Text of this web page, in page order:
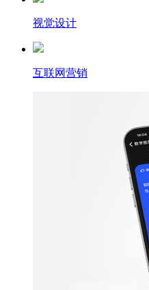
视觉设计
互联网营销